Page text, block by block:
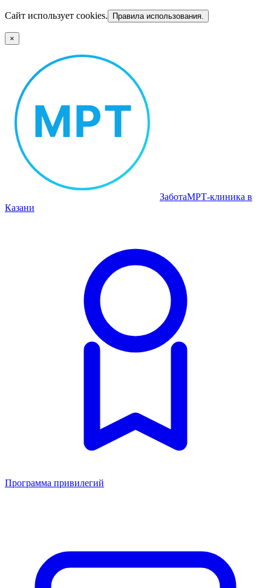
Сайт использует cookies. Правила использования.
×
ЗаботаМРТ‑клиника в
Казани
Программа привилегий